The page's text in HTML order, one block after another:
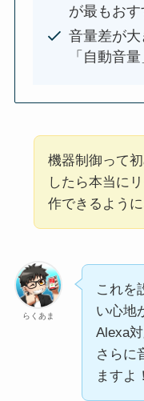
が最もおす
音量差が
「自動音
機器制御って
したら本当に
作できるよう
らくあま
これを
い心地
Alexa
さらに
ますよ！